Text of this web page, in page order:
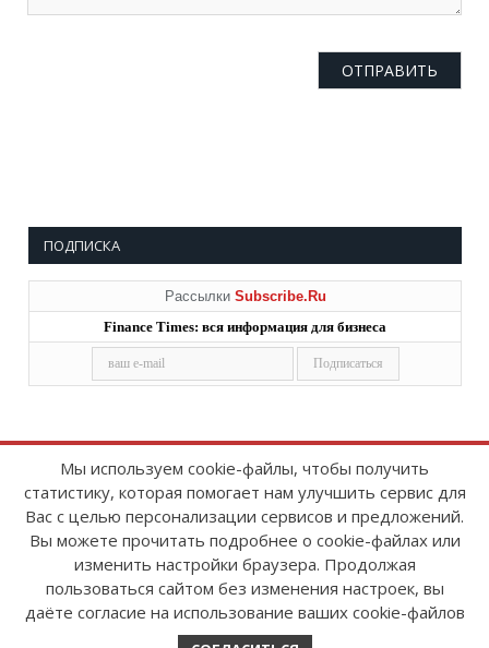
ПОДПИСКА
Рассылки Subscribe.Ru
Finance Times: вся информация для бизнеса
Copyright © 2008-2026FinanceTimes
Зарегистрировано в Роскомнадзоре
Свидетельство о регистрации СМИ:
серия Эл № ФС77-86300 от 10 ноября 2023 г
Мы используем cookie-файлы, чтобы получить
статистику, которая помогает нам улучшить сервис для
Вас с целью персонализации сервисов и предложений.
Вы можете прочитать подробнее о cookie-файлах или
изменить настройки браузера. Продолжая
пользоваться сайтом без изменения настроек, вы
даёте согласие на использование ваших cookie-файлов